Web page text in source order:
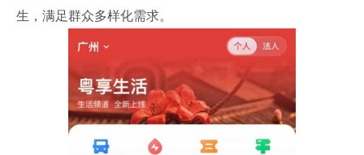
生，满足群众多样化需求。